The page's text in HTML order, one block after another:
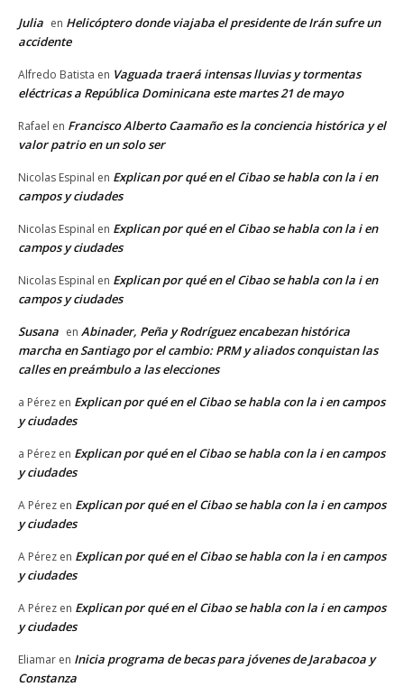
Julia en Helicóptero donde viajaba el presidente de Irán sufre un
accidente
Alfredo Batista en Vaguada traerá intensas lluvias y tormentas
eléctricas a República Dominicana este martes 21 de mayo
Rafael en Francisco Alberto Caamaño es la conciencia histórica y el
valor patrio en un solo ser
Nicolas Espinal en Explican por qué en el Cibao se habla con la i en
campos y ciudades
Nicolas Espinal en Explican por qué en el Cibao se habla con la i en
campos y ciudades
Nicolas Espinal en Explican por qué en el Cibao se habla con la i en
campos y ciudades
Susana en Abinader, Peña y Rodríguez encabezan histórica
marcha en Santiago por el cambio: PRM y aliados conquistan las
calles en preámbulo a las elecciones
a Pérez en Explican por qué en el Cibao se habla con la i en campos
y ciudades
a Pérez en Explican por qué en el Cibao se habla con la i en campos
y ciudades
A Pérez en Explican por qué en el Cibao se habla con la i en campos
y ciudades
A Pérez en Explican por qué en el Cibao se habla con la i en campos
y ciudades
A Pérez en Explican por qué en el Cibao se habla con la i en campos
y ciudades
Eliamar en Inicia programa de becas para jóvenes de Jarabacoa y
Constanza